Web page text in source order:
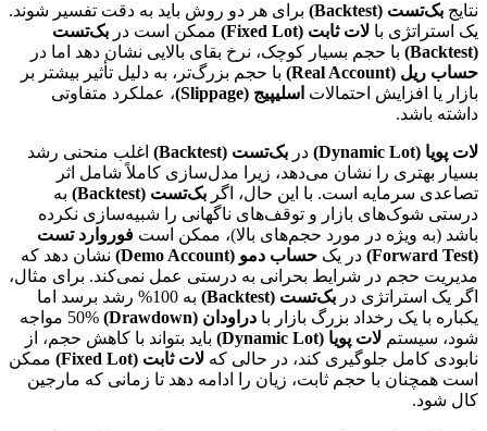
نتایج بک‌تست (Backtest)
برای هر دو روش باید به دقت تفسیر شوند.
یک استراتژی با لات ثابت (Fixed Lot) ممکن است در بک‌تست
(Backtest)
با حجم بسیار کوچک، نرخ بقای بالایی نشان دهد اما در
حساب ریل (Real Account)
با حجم بزرگ‌تر، به دلیل تأثیر بیشتر بر
بازار یا افزایش احتمالات اسلیپیج (Slippage)
، عملکرد متفاوتی
داشته باشد.
لات پویا (Dynamic Lot) در بک‌تست (Backtest)
اغلب منحنی رشد
بسیار بهتری را نشان می‌دهد، زیرا مدل‌سازی کاملاً شامل اثر
تصاعدی سرمایه است. با این حال، اگر بک‌تست (Backtest)
به
درستی شوک‌های بازار و توقف‌های ناگهانی را شبیه‌سازی نکرده
باشد (به ویژه در مورد حجم‌های بالا)، ممکن است فوروارد تست
(Forward Test)
در یک حساب دمو (Demo Account)
نشان دهد که
مدیریت حجم در شرایط بحرانی به درستی عمل نمی‌کند. برای مثال،
اگر یک استراتژی در بک‌تست (Backtest)
به 100% رشد برسد اما
یکباره با یک رخداد بزرگ بازار با دراودان (Drawdown)
50% مواجه
شود، سیستم لات پویا (Dynamic Lot)
باید بتواند با کاهش حجم، از
نابودی کامل جلوگیری کند، در حالی که لات ثابت (Fixed Lot)
ممکن
است همچنان با حجم ثابت، زیان را ادامه دهد تا زمانی که مارجین
کال شود.